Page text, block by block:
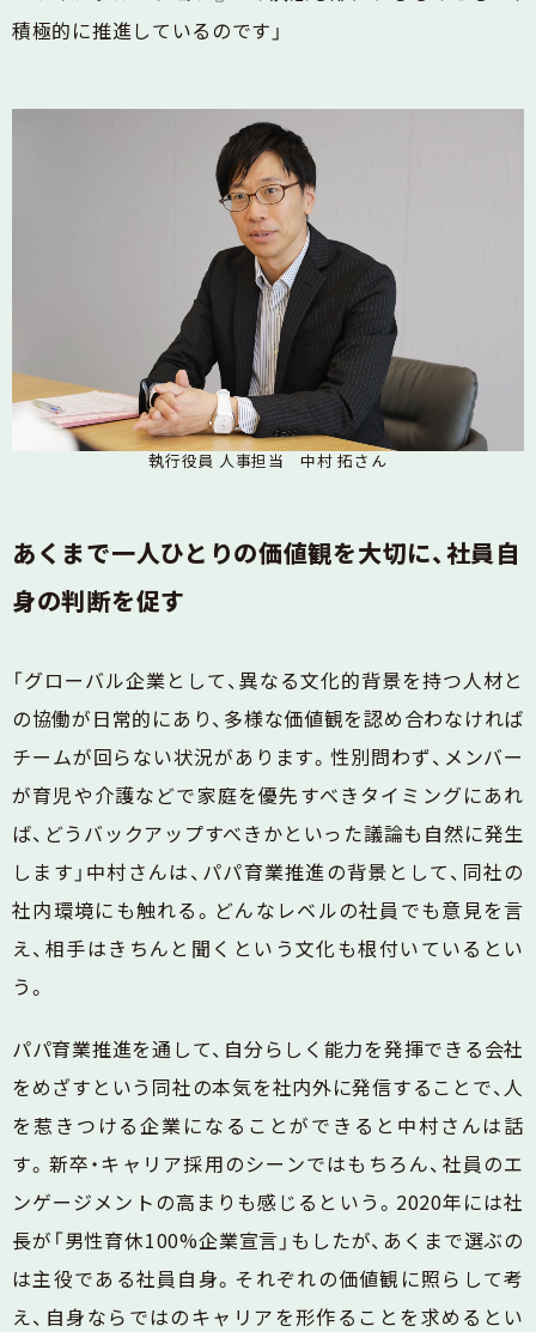
積極的に推進しているのです」
執行役員 人事担当 中村 拓さん
あくまで一人ひとりの価値観を大切に、社員自
身の判断を促す
「グローバル企業として、異なる文化的背景を持つ人材と
の協働が日常的にあり、多様な価値観を認め合わなければ
チームが回らない状況があります。性別問わず、メンバー
が育児や介護などで家庭を優先すべきタイミングにあれ
ば、どうバックアップすべきかといった議論も自然に発生
します」中村さんは、パパ育業推進の背景として、同社の
社内環境にも触れる。どんなレベルの社員でも意見を言
え、相手はきちんと聞くという文化も根付いているとい
う。
パパ育業推進を通して、自分らしく能力を発揮できる会社
をめざすという同社の本気を社内外に発信することで、人
を惹きつける企業になることができると中村さんは話
す。新卒・キャリア採用のシーンではもちろん、社員のエ
ンゲージメントの高まりも感じるという。2020年には社
長が「男性育休100%企業宣言」もしたが、あくまで選ぶの
は主役である社員自身。それぞれの価値観に照らして考
え、自身ならではのキャリアを形作ることを求めるとい